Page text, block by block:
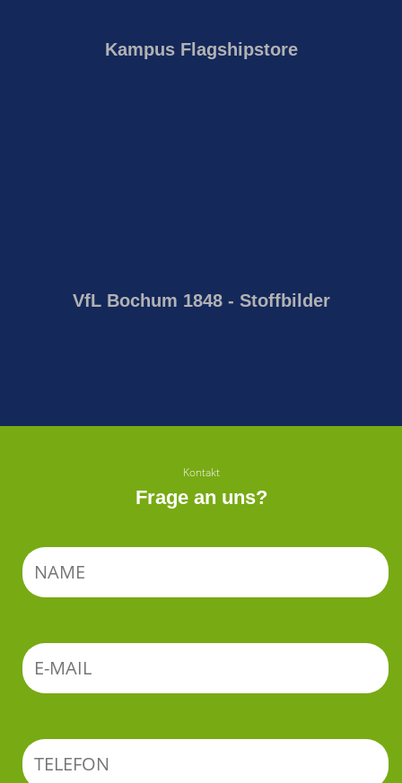
Kampus Flagshipstore
VfL Bochum 1848 - Stoffbilder
Kontakt
Frage an uns?